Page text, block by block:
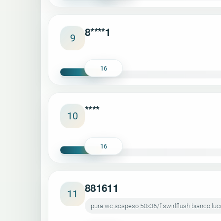
9 8****1
16
10 ****
16
11 881611
pura wc sospeso 50x36/f swirlflush bianco